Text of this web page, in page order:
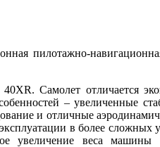
пилотажно-
Самолет отличается
– увеличенные
и отличные
в более сложных
увеличение веса